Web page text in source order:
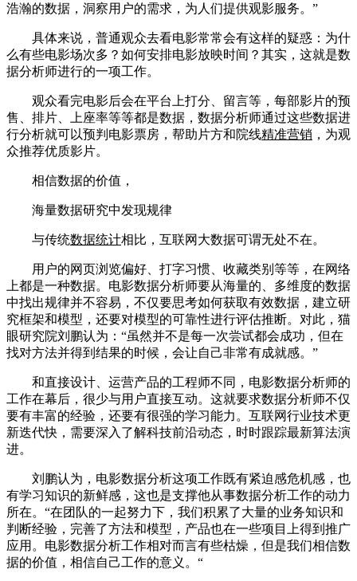
浩瀚的数据，洞察用户的需求，为人们提供观影服务。”
具体来说，普通观众去看电影常常会有这样的疑惑：为什
么有些电影场次多？如何安排电影放映时间？其实，这就是数
据分析师进行的一项工作。
观众看完电影后会在平台上打分、留言等，每部影片的预
售、排片、上座率等等都是数据，数据分析师通过这些数据进
行分析就可以预判电影票房，帮助片方和院线精准营销 ，为观
众推荐优质影片。
相信数据的价值，
海量数据研究中发现规律
与传统数据统计相比，互联网大数据可谓无处不在。
用户的网页浏览偏好、打字习惯、收藏类别等等，在网络
上都是一种数据。电影数据分析师要从海量的、多维度的数据
中找出规律并不容易，不仅要思考如何获取有效数据，建立研
究框架和模型，还要对模型的可靠性进行评估推断。对此，猫
眼研究院刘鹏认为：“虽然并不是每一次尝试都会成功，但在
找对方法并得到结果的时候，会让自己非常有成就感。”
和直接设计、运营产品的工程师不同，电影数据分析师的
工作在幕后，很少与用户直接互动。这就要求数据分析师不仅
要有丰富的经验，还要有很强的学习能力。互联网行业技术更
新迭代快，需要深入了解科技前沿动态，时时跟踪最新算法演
进。
刘鹏认为，电影数据分析这项工作既有紧迫感危机感，也
有学习知识的新鲜感，这也是支撑他从事数据分析工作的动力
所在。“在团队的一起努力下，我们积累了大量的业务知识和
判断经验，完善了方法和模型，产品也在一些项目上得到推广
应用。电影数据分析工作相对而言有些枯燥，但是我们相信数
据的价值，相信自己工作的意义。“